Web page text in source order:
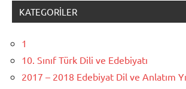
KATEGORILER
1
10. Sınıf Türk Dili ve Edebiyatı
2017 – 2018 Edebiyat Dil ve Anlatım